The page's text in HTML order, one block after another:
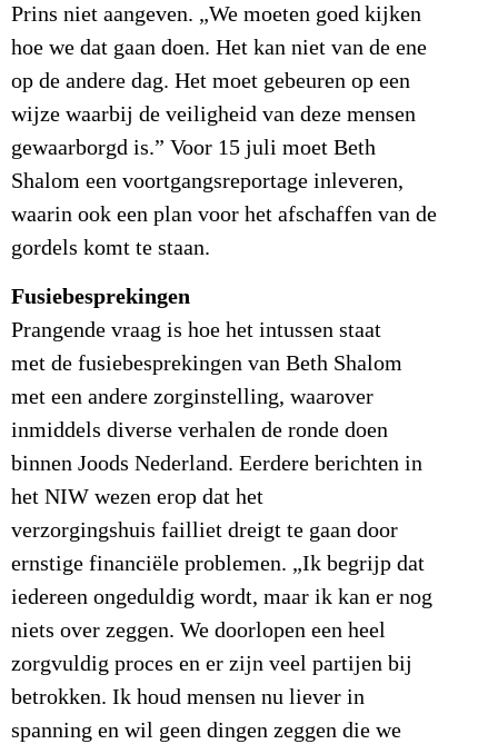
Prins niet aangeven. „We moeten goed kijken
hoe we dat gaan doen. Het kan niet van de ene
op de andere dag. Het moet gebeuren op een
wijze waarbij de veiligheid van deze mensen
gewaarborgd is.” Voor 15 juli moet Beth
Shalom een voortgangsreportage inleveren,
waarin ook een plan voor het afschaffen van de
gordels komt te staan.
Fusiebesprekingen
Prangende vraag is hoe het intussen staat
met de fusiebesprekingen van Beth Shalom
met een andere zorginstelling, waarover
inmiddels diverse verhalen de ronde doen
binnen Joods Nederland. Eerdere berichten in
het NIW wezen erop dat het
verzorgingshuis failliet dreigt te gaan door
ernstige financiële problemen. „Ik begrijp dat
iedereen ongeduldig wordt, maar ik kan er nog
niets over zeggen. We doorlopen een heel
zorgvuldig proces en er zijn veel partijen bij
betrokken. Ik houd mensen nu liever in
spanning en wil geen dingen zeggen die we